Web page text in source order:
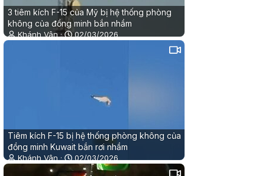
3 tiêm kích F-15 của Mỹ bị hệ thống phòng
không của đồng minh bắn nhầm
Khánh Vân
02/03/2026
Tiêm kích F-15 bị hệ thống phòng không của
đồng minh Kuwait bắn rơi nhầm
Khánh Vân
02/03/2026